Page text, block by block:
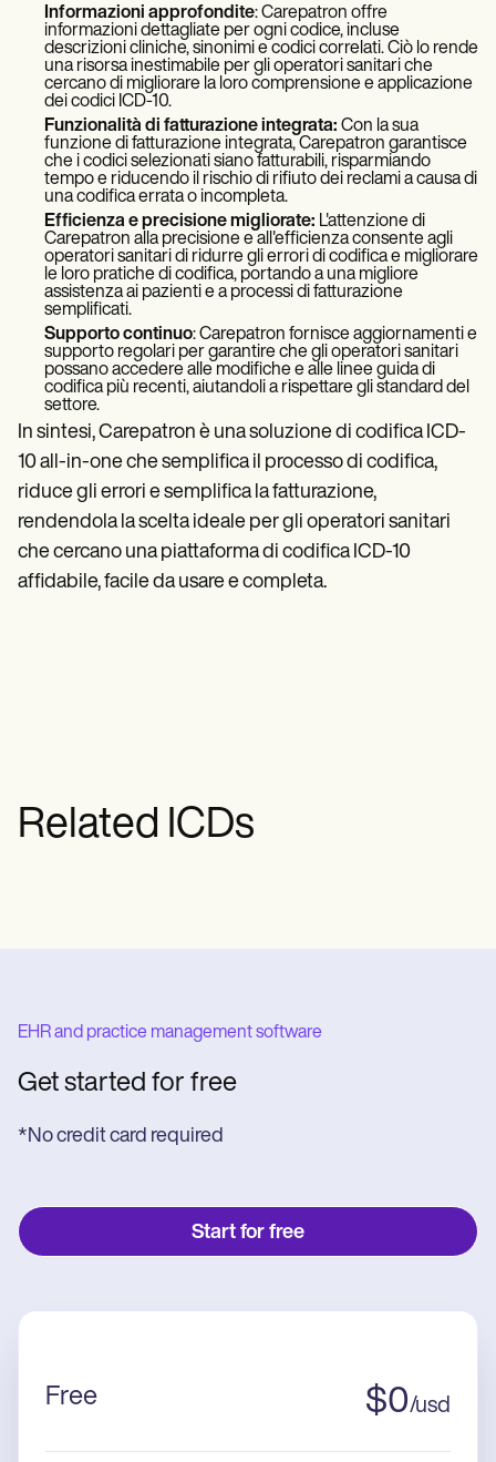
Informazioni approfondite: Carepatron offre
informazioni dettagliate per ogni codice, incluse
descrizioni cliniche, sinonimi e codici correlati. Ciò lo rende
una risorsa inestimabile per gli operatori sanitari che
cercano di migliorare la loro comprensione e applicazione
dei codici ICD-10.
Funzionalità di fatturazione integrata: Con la sua
funzione di fatturazione integrata, Carepatron garantisce
che i codici selezionati siano fatturabili, risparmiando
tempo e riducendo il rischio di rifiuto dei reclami a causa di
una codifica errata o incompleta.
Efficienza e precisione migliorate: L'attenzione di
Carepatron alla precisione e all'efficienza consente agli
operatori sanitari di ridurre gli errori di codifica e migliorare
le loro pratiche di codifica, portando a una migliore
assistenza ai pazienti e a processi di fatturazione
semplificati.
Supporto continuo: Carepatron fornisce aggiornamenti e
supporto regolari per garantire che gli operatori sanitari
possano accedere alle modifiche e alle linee guida di
codifica più recenti, aiutandoli a rispettare gli standard del
settore.
In sintesi, Carepatron è una soluzione di codifica ICD-
10 all-in-one che semplifica il processo di codifica,
riduce gli errori e semplifica la fatturazione,
rendendola la scelta ideale per gli operatori sanitari
che cercano una piattaforma di codifica ICD-10
affidabile, facile da usare e completa.
Related ICDs
EHR and practice management software
Get started for free
*No credit card required
Start for free
Free $0/usd